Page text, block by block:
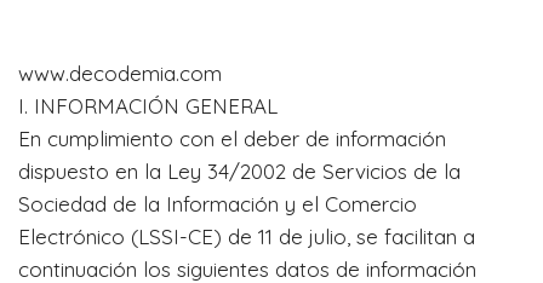
www.decodemia.com
I. INFORMACIÓN GENERAL
En cumplimiento con el deber de información
dispuesto en la Ley 34/2002 de Servicios de la
Sociedad de la Información y el Comercio
Electrónico (LSSI-CE) de 11 de julio, se facilitan a
continuación los siguientes datos de información